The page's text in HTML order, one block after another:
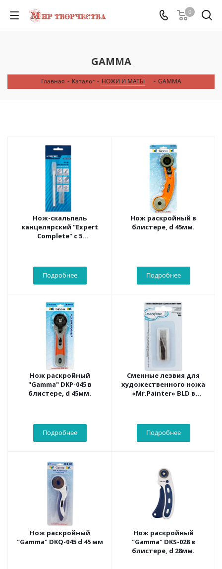
0
GAMMA
Главная - Каталог - НОЖИ И МАТЫ - GAMMA
Нож-скальпель
канцелярский "Expert
Complete" с 5
Подробнее
Нож раскройный в
блистере, d 45мм.
Подробнее
Нож раскройный
"Gamma" DKP-045 в
блистере, d 45мм.
Подробнее
Сменные лезвия для
художественного ножа
«Mr.Painter» BLD в
Подробнее
Нож раскройный
"Gamma" DKQ-045 d 45 мм
Нож раскройный
"Gamma" DKS-028 в
блистере, d 28мм.